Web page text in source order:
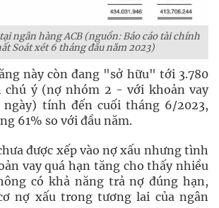
ngân hàng ACB (nguồn: Báo cáo tài chính
Soát xét 6 tháng đầu năm 2023)
này còn đang "sở hữu" tới 3.780
chú ý (nợ nhóm 2 - với khoản vay
ngày) tính đến cuối tháng 6/2023,
61% so với đầu năm.
được xếp vào nợ xấu nhưng tình
vay quá hạn tăng cho thấy nhiều
có khả năng trả nợ đúng hạn,
nợ xấu trong tương lai của ngân